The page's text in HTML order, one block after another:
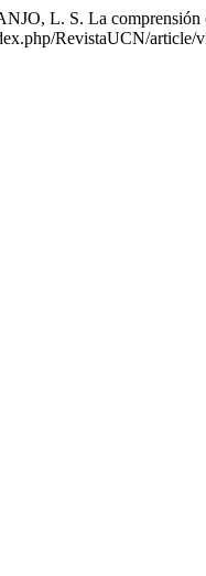
L. S. La comprensión
RevistaUCN/article/